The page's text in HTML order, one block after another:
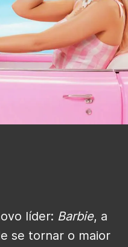
líder: Barbie, a
se tornar o maior